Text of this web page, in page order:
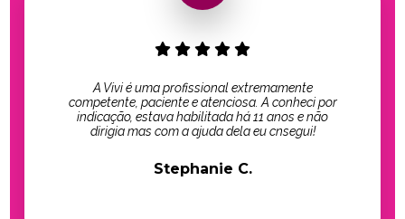
A Vivi é uma profissional extremamente
competente, paciente e atenciosa. A conheci por
indicação, estava habilitada há 11 anos e não
dirigia mas com a ajuda dela eu cnsegui!
Stephanie C.